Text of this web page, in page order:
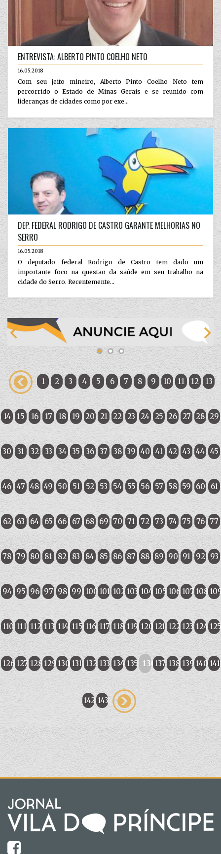
ENTREVISTA: ALBERTO PINTO COELHO NETO
16.05.2018
Com seu jeito mineiro, Alberto Pinto Coelho Neto tem
percorrido o Estado de Minas Gerais e se reunido com
lideranças de cidades como por exe...
DEP. FEDERAL RODRIGO DE CASTRO GARANTE MELHORIAS NO
SERRO
16.05.2018
O deputado federal Rodrigo de Castro tem dado um
importante foco na questão da saúde em seu trabalho na
cidade do Serro. Recentemente...
1 2 3 4 5 6 7 8 9 10 11 12 13
14 15 16 17 18 19 20 21 22 23 24 25 26 27 28 29
30 31 32 33 34 35 36 37 38 39 40 41 42 43 44 45
46 47 48 49 50 51 52 53 54 55 56 57 58 59 60 61
62 63 64 65 66 67 68 69 70 71 72 73 74 75 76 77
78 79 80 81 82 83 84 85 86 87 88 89 90 91 92 93
94 95 96 97 98 99 100101 102 103 104 105 106 107 108
110 111 112 113 114 115 116 117 118 119 120121 122 123 124 125
126 127 128 129130 131 132 133 134 135 136137 138 139 140 141
142 143